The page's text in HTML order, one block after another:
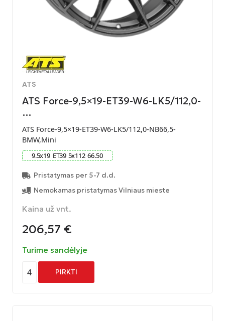
ATS
ATS Force-9,5×19-ET39-W6-LK5/112,0-
…
ATS Force-9,5×19-ET39-W6-LK5/112,0-NB66,5-
BMW,Mini
9.5x19 ET39 5x112 66.50
Pristatymas per 5-7 d.d.
Nemokamas pristatymas Vilniaus mieste
Kaina už vnt.
206,57 €
Turime sandėlyje
4 PIRKTI